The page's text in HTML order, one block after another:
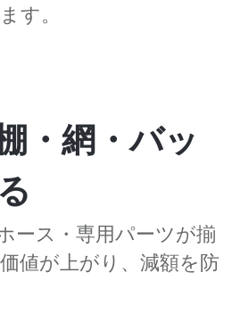
す。
・網・バッ
ース・専用パーツが揃
値が上がり、減額を防